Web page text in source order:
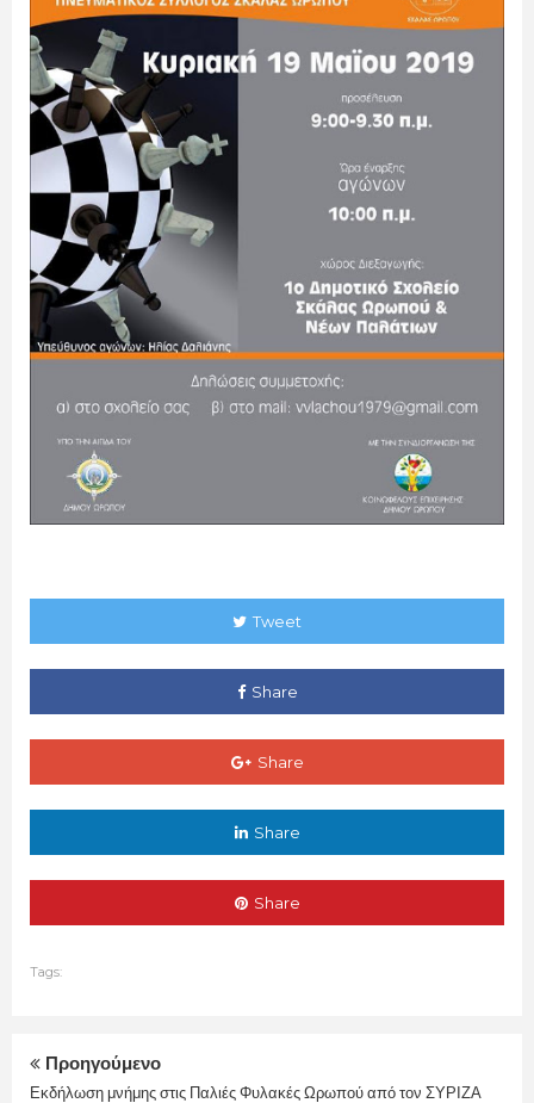
Tweet
Share
Share
Share
Share
Tags:
Προηγούμενο
Εκδήλωση μνήμης στις Παλιές Φυλακές Ωρωπού από τον ΣΥΡΙΖΑ